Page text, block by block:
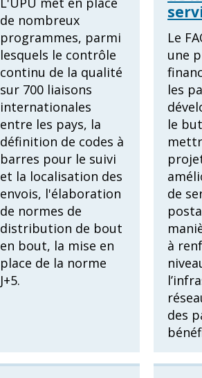
de nombreux
programmes, parmi
lesquels le contrôle
continu de la qualité
sur 700 liaisons
internationales
entre les pays, la
définition de codes à
barres pour le suivi
et la localisation des
envois, l'élaboration
de normes de
distribution de bout
en bout, la mise en
place de la norme
J+5.
Le
une
les
le
de
à
des